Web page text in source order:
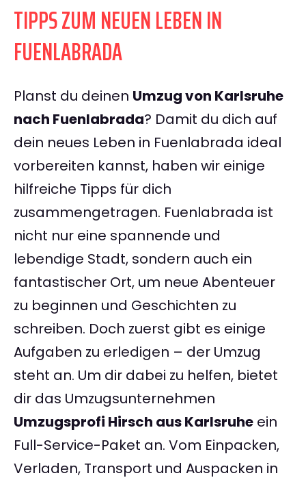
TIPPS ZUM NEUEN LEBEN IN
FUENLABRADA
Planst du deinen Umzug von Karlsruhe
nach Fuenlabrada? Damit du dich auf
dein neues Leben in Fuenlabrada ideal
vorbereiten kannst, haben wir einige
hilfreiche Tipps für dich
zusammengetragen. Fuenlabrada ist
nicht nur eine spannende und
lebendige Stadt, sondern auch ein
fantastischer Ort, um neue Abenteuer
zu beginnen und Geschichten zu
schreiben. Doch zuerst gibt es einige
Aufgaben zu erledigen – der Umzug
steht an. Um dir dabei zu helfen, bietet
dir das Umzugsunternehmen
Umzugsprofi Hirsch aus Karlsruhe ein
Full-Service-Paket an. Vom Einpacken,
Verladen, Transport und Auspacken in